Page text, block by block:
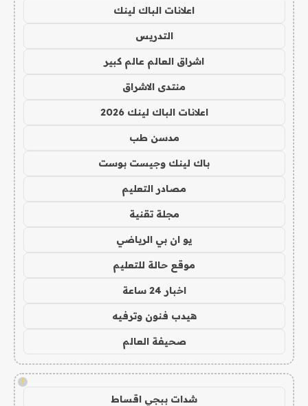
اعلانات الباك لينك
التدريس
اشراق العالم عالم كبير
منتدى الاشراق
اعلانات الباك لينك 2026
مدسن طب
باك لينك وجيست بوست
مصادر التعليم
مجلة تقنية
يو ان بي الرياضي
موقع حالة للتعليم
اخبار 24 ساعة
هيدب فنون وترفيه
صحيفة العالم
!
شدات ببجي اقساط